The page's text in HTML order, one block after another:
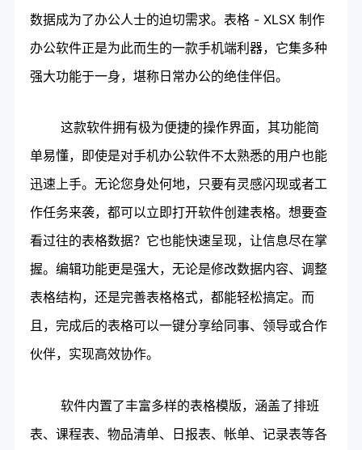
数据成为了办公人士的迫切需求。表格 - XLSX 制作
办公软件正是为此而生的一款手机端利器，它集多种
强大功能于一身，堪称日常办公的绝佳伴侣。
这款软件拥有极为便捷的操作界面，其功能简
单易懂，即使是对手机办公软件不太熟悉的用户也能
迅速上手。无论您身处何地，只要有灵感闪现或者工
作任务来袭，都可以立即打开软件创建表格。想要查
看过往的表格数据？它也能快速呈现，让信息尽在掌
握。编辑功能更是强大，无论是修改数据内容、调整
表格结构，还是完善表格格式，都能轻松搞定。而
且，完成后的表格可以一键分享给同事、领导或合作
伙伴，实现高效协作。
软件内置了丰富多样的表格模版，涵盖了排班
表、课程表、物品清单、日报表、帐单、记录表等各